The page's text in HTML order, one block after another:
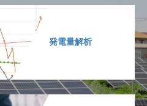
発電量解析